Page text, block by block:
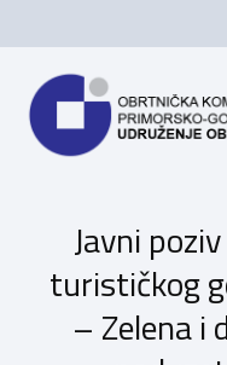
Javni
turističkog
– Zelena i